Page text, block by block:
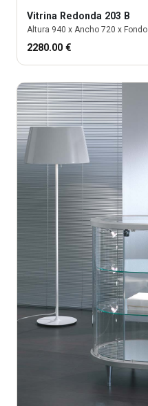
Vitrina Redonda 203 B
Altura 940 x Ancho 720 x Fondo
2280.00 €